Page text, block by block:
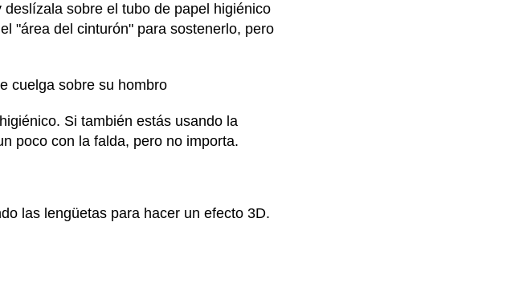
sobre el tubo de papel higiénico
"área del cinturón" para sostenerlo, pero
cuelga sobre su hombro
Si también estás usando la
poco con la falda, pero no importa.
las lengüetas para hacer un efecto 3D.